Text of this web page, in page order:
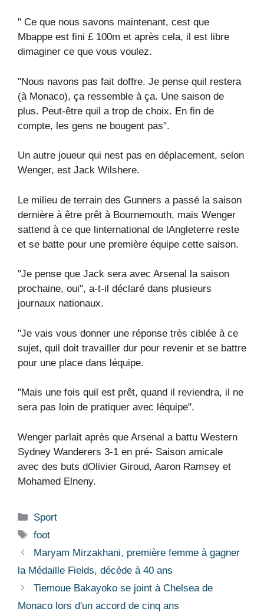
" Ce que nous savons maintenant, cest que
Mbappe est fini £ 100m et après cela, il est libre
dimaginer ce que vous voulez.
"Nous navons pas fait doffre. Je pense quil restera
(à Monaco), ça ressemble à ça. Une saison de
plus. Peut-être quil a trop de choix. En fin de
compte, les gens ne bougent pas".
Un autre joueur qui nest pas en déplacement, selon
Wenger, est Jack Wilshere.
Le milieu de terrain des Gunners a passé la saison
dernière à être prêt à Bournemouth, mais Wenger
sattend à ce que linternational de lAngleterre reste
et se batte pour une première équipe cette saison.
"Je pense que Jack sera avec Arsenal la saison
prochaine, oui", a-t-il déclaré dans plusieurs
journaux nationaux.
"Je vais vous donner une réponse très ciblée à ce
sujet, quil doit travailler dur pour revenir et se battre
pour une place dans léquipe.
"Mais une fois quil est prêt, quand il reviendra, il ne
sera pas loin de pratiquer avec léquipe".
Wenger parlait après que Arsenal a battu Western
Sydney Wanderers 3-1 en pré- Saison amicale
avec des buts dOlivier Giroud, Aaron Ramsey et
Mohamed Elneny.
Catégories
Sport
Étiquettes
foot
Maryam Mirzakhani, première femme à gagner
la Médaille Fields, décède à 40 ans
Tiemoue Bakayoko se joint à Chelsea de
Monaco lors d'un accord de cinq ans